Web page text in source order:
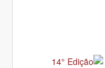
14° Edição